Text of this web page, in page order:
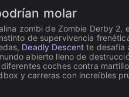
molar
zombi de Zombie Derby 2,
de supervivencia
Deadly Descent te desafía
abierto lleno de
coches contra
y carreras con increíbles